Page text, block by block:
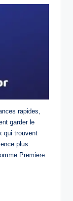
rapides,
garder le
qui trouvent
plus
Premiere